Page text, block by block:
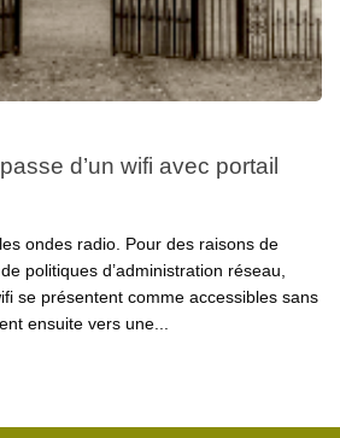
d’un wifi avec portail
ondes radio. Pour des raisons de
politiques d’administration réseau,
se présentent comme accessibles sans
ensuite vers une...